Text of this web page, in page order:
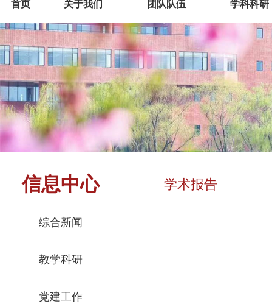
首页 关于我们 团队队伍 学科科研
信息中心
综合新闻
教学科研
党建工作
学术报告